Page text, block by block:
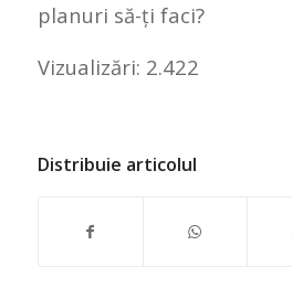
planuri să-ți faci?
Vizualizări: 2.422
Distribuie articolul